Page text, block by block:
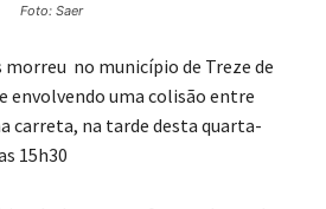
Foto: Saer
morreu no município de Treze de
envolvendo uma colisão entre
carreta, na tarde desta quarta-
15h30